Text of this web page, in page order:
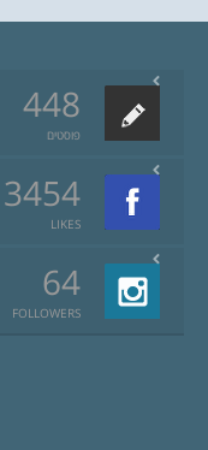
448
פוסטים
3454
LIKES
64
FOLLOWERS